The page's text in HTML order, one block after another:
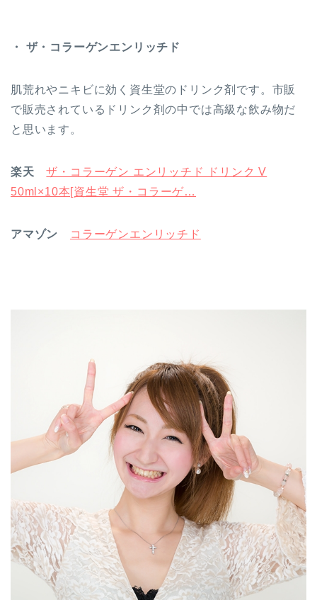
・ ザ・コラーゲンエンリッチド
肌荒れやニキビに効く資生堂のドリンク剤です。市販
で販売されているドリンク剤の中では高級な飲み物だ
と思います。
楽天
ザ・コラーゲン エンリッチド ドリンク V
50ml×10本[資生堂 ザ・コラーゲ…
アマゾン コラーゲンエンリッチド